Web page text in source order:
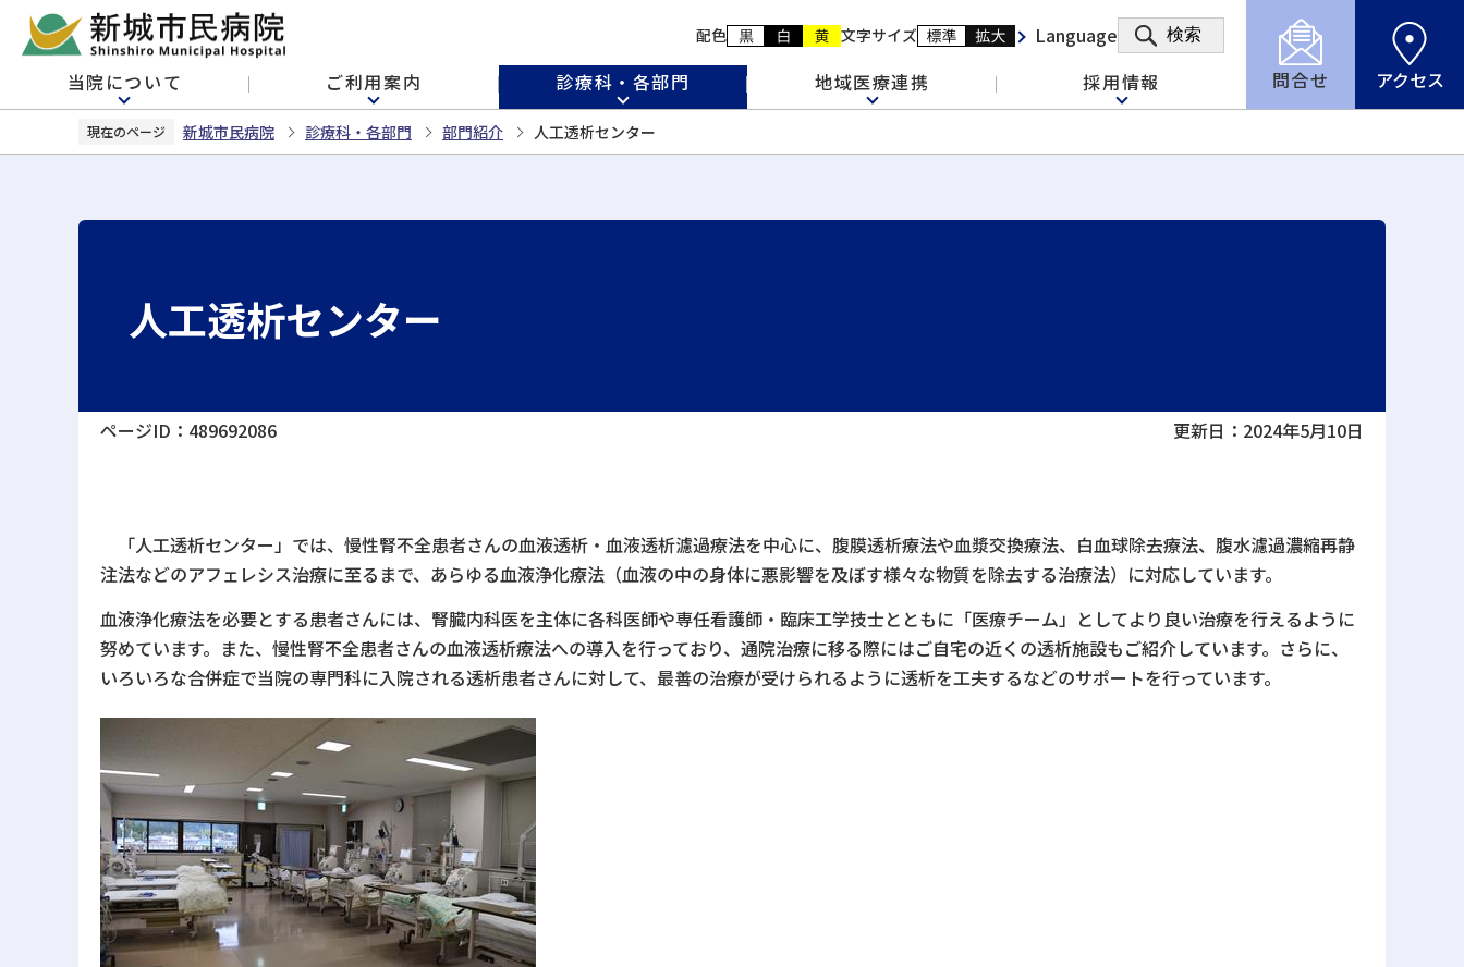
ー
の
配色 文字サイズ Language 検索
当院について ご利用案内 診療科・各部門 地域医療連携 採用情報 問合せ アクセス
現在のページ 新城市民病院 診療科・各部門 部門紹介 人工透析センター
人工透析センター
ページID：489692086 更新日：2024年5月10日
「人工透析センター」では、慢性腎不全患者さんの血液透析・血液透析濾過療法を中心に、腹膜透析療法や血漿交換療法、白血球除去療法、腹水濾過濃縮再静
注法などのアフェレシス治療に至るまで、あらゆる血液浄化療法（血液の中の身体に悪影響を及ぼす様々な物質を除去する治療法）に対応しています。
血液浄化療法を必要とする患者さんには、腎臓内科医を主体に各科医師や専任看護師・臨床工学技士とともに「医療チーム」としてより良い治療を行えるように
努めています。また、慢性腎不全患者さんの血液透析療法への導入を行っており、通院治療に移る際にはご自宅の近くの透析施設もご紹介しています。さらに、
いろいろな合併症で当院の専門科に入院される透析患者さんに対して、最善の治療が受けられるように透析を工夫するなどのサポートを行っています。